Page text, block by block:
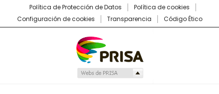
Política de Protección de Datos
Política de cookies
Configuración de cookies
Transparencia Código Ético